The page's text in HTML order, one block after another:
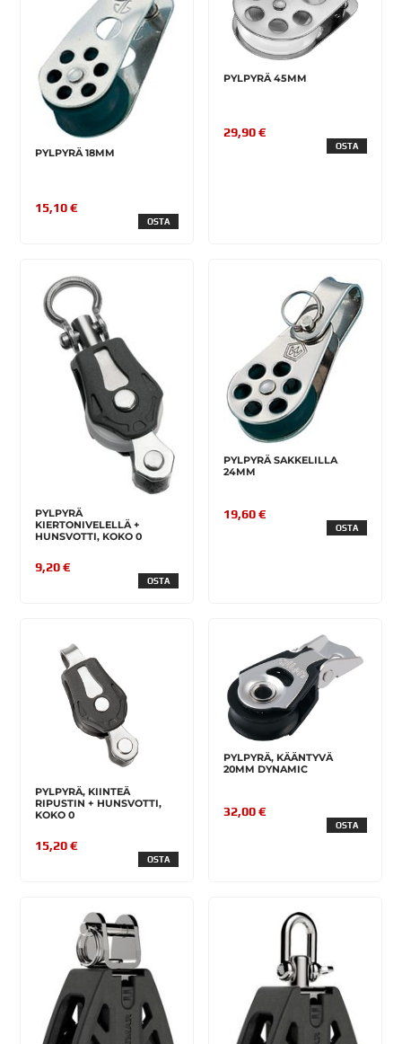
PYLPYRÄ 18MM
15,10 €
OSTA
PYLPYRÄ 45MM
29,90 €
OSTA
PYLPYRÄ
KIERTONIVELELLÄ +
HUNSVOTTI, KOKO 0
9,20 €
OSTA
PYLPYRÄ SAKKELILLA
24MM
19,60 €
OSTA
PYLPYRÄ, KIINTEÄ
RIPUSTIN + HUNSVOTTI,
KOKO 0
15,20 €
OSTA
PYLPYRÄ, KÄÄNTYVÄ
20MM DYNAMIC
32,00 €
OSTA